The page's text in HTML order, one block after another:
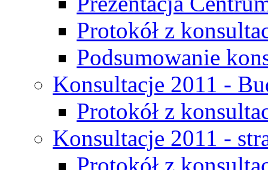
Protokół z
Podsumowanie
Konsultacje 2011 -
Protokół z
Konsultacje 2011 -